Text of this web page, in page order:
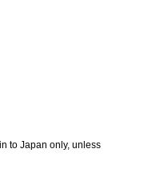
to Japan only, unless